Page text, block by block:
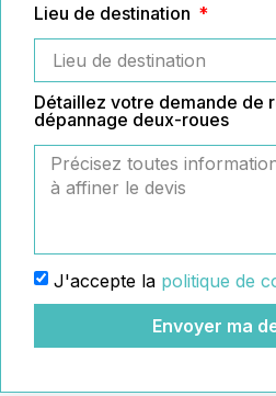
Lieu de destination
Détaillez votre demande de
dépannage deux-roues
J'accepte la politique de
Envoyer ma